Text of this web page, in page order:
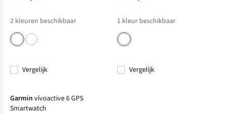
2 kleuren beschikbaar
Vergelijk
1 kleur beschikbaar
Vergelijk
Net binnen
Garmin vívoactive 6 GPS
Smartwatch